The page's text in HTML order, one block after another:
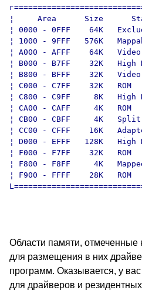
¦     Area      Size
¦ 0000 - 0FFF    64K
¦ 1000 - 9FFF   576K
¦ A000 - AFFF    64K
¦ B000 - B7FF    32K   High
¦ B800 - BFFF    32K
¦ C000 - C7FF    32K
¦ C800 - C9FF     8K   High
¦ CA00 - CAFF     4K
¦ CB00 - CBFF     4K   Split
¦ CC00 - CFFF    16K
¦ D000 - EFFF   128K   High
¦ F000 - F7FF    32K
¦ F800 - F8FF     4K
¦ F900 - FFFF    28K
Области памяти, отмеченные
для размещения в них
программ. Оказывается, у
для драйверов и